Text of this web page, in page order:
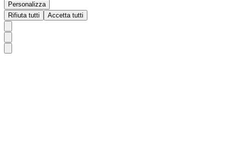
Personalizza
Rifiuta tutti
Accetta tutti